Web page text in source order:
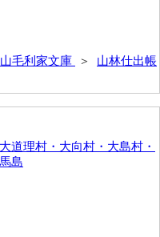
毛利家文庫 ＞ 山林仕出帳
理村・大向村・大島村・
島